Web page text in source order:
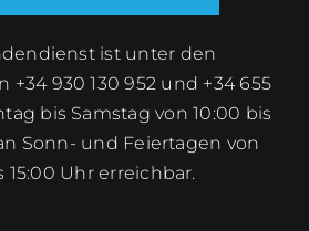
ist unter den
930 130 952 und +34 655
bis Samstag von 10:00 bis
Sonn- und Feiertagen von
15:00 Uhr erreichbar.